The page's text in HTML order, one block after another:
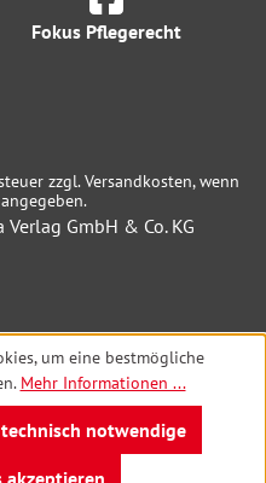
Fokus Pflegerecht
zzgl. Versandkosten, wenn
GmbH & Co. KG
um eine bestmögliche
Mehr Informationen ...
notwendige
akzeptieren